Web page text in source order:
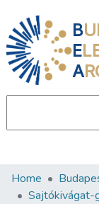
B
E
A
Communities
Home
Sajtókivágat-